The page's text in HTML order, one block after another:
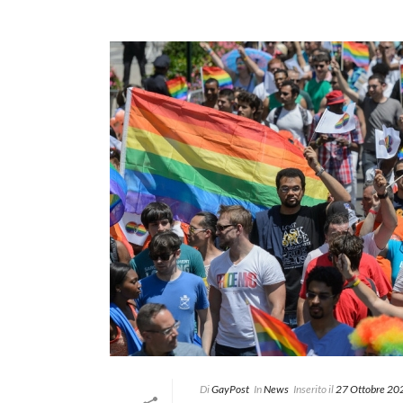
DiGayPost InNews Inserito il27 Ottobre